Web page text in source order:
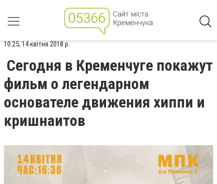
10:25, 14 квітня 2018 р.
Сегодня в Кременчуге покажут
фильм о легендарном
основателе движения хиппи и
кришнаитов